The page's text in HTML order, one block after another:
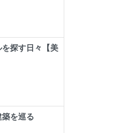
探す日々【美
を巡る